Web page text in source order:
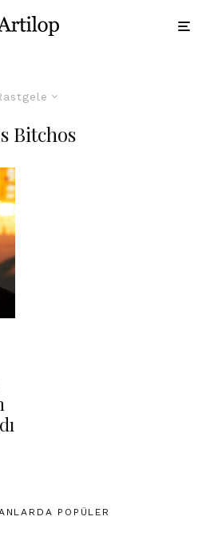
Bitchos
POPÜLER